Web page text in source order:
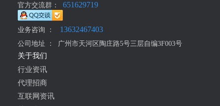
官方交流群： 651629719
业务咨询 ： 13632467403
公司地址 ：
广州市天河区陶庄路5号三层自编3F003号
关于我们
行业资讯
代理招商
互联网资讯